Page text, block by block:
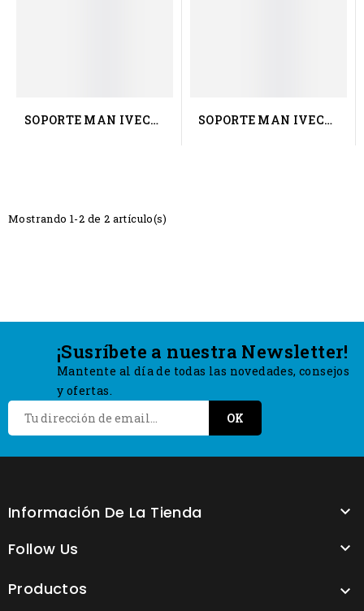
SOPORTE MAN IVECO
SOPORTE MAN IVECO
Mostrando 1-2 de 2 artículo(s)
¡Susríbete a nuestra Newsletter!
Mantente al día de todas las novedades, consejos
y ofertas.
Información De La Tienda 
Follow Us 
Productos 